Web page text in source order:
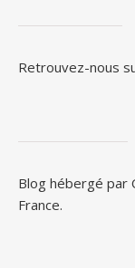
Retrouvez-nous
Blog hébergé par
France.